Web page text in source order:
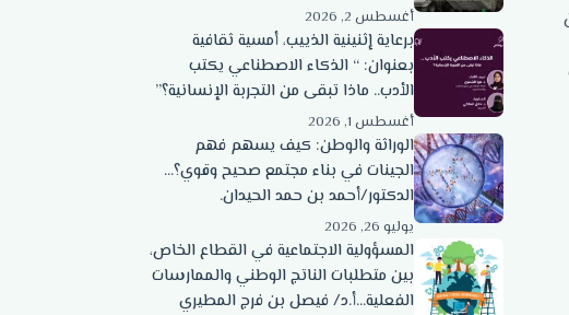
أغسطس 2, 2026
برعاية إثنينية الذييب، أمسية ثقافية
بعنوان: “ الذكاء الاصطناعي يكتب
الأدب.. ماذا تبقى من التجربة الإنسانية؟”
أغسطس 1, 2026
الوراثة والوطن: كيف يسهم فهم
الجينات في بناء مجتمع صحيح وقوي؟…
الدكتور/أحمد بن حمد الحيدان.
يوليو 26, 2026
المسؤولية الاجتماعية في القطاع الخاص،
بين متطلبات الناتج الوطني والممارسات
الفعلية…أ.د/ فيصل بن فرج المطيري